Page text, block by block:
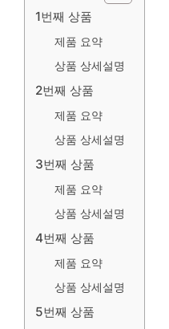
1번째 상품
제품 요약
상품 상세설명
2번째 상품
제품 요약
상품 상세설명
3번째 상품
제품 요약
상품 상세설명
4번째 상품
제품 요약
상품 상세설명
5번째 상품